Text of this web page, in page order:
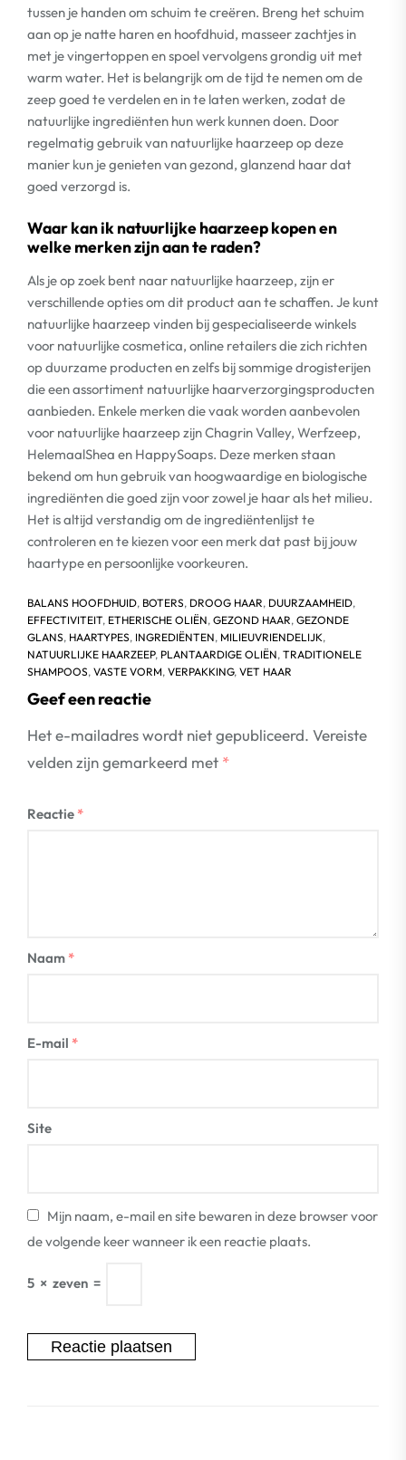
tussen je handen om schuim te creëren. Breng het schuim
aan op je natte haren en hoofdhuid, masseer zachtjes in
met je vingertoppen en spoel vervolgens grondig uit met
warm water. Het is belangrijk om de tijd te nemen om de
zeep goed te verdelen en in te laten werken, zodat de
natuurlijke ingrediënten hun werk kunnen doen. Door
regelmatig gebruik van natuurlijke haarzeep op deze
manier kun je genieten van gezond, glanzend haar dat
goed verzorgd is.
Waar kan ik natuurlijke haarzeep kopen en
welke merken zijn aan te raden?
Als je op zoek bent naar natuurlijke haarzeep, zijn er
verschillende opties om dit product aan te schaffen. Je kunt
natuurlijke haarzeep vinden bij gespecialiseerde winkels
voor natuurlijke cosmetica, online retailers die zich richten
op duurzame producten en zelfs bij sommige drogisterijen
die een assortiment natuurlijke haarverzorgingsproducten
aanbieden. Enkele merken die vaak worden aanbevolen
voor natuurlijke haarzeep zijn Chagrin Valley, Werfzeep,
HelemaalShea en HappySoaps. Deze merken staan
bekend om hun gebruik van hoogwaardige en biologische
ingrediënten die goed zijn voor zowel je haar als het milieu.
Het is altijd verstandig om de ingrediëntenlijst te
controleren en te kiezen voor een merk dat past bij jouw
haartype en persoonlijke voorkeuren.
BALANS HOOFDHUID, BOTERS, DROOG HAAR, DUURZAAMHEID,
EFFECTIVITEIT, ETHERISCHE OLIËN, GEZOND HAAR, GEZONDE
GLANS, HAARTYPES, INGREDIËNTEN, MILIEUVRIENDELIJK,
NATUURLIJKE HAARZEEP, PLANTAARDIGE OLIËN, TRADITIONELE
SHAMPOOS, VASTE VORM, VERPAKKING, VET HAAR
Geef een reactie
Het e-mailadres wordt niet gepubliceerd. Vereiste
velden zijn gemarkeerd met *
Reactie *
Naam *
E-mail *
Site
Mijn naam, e-mail en site bewaren in deze browser voor
de volgende keer wanneer ik een reactie plaats.
5 × zeven =